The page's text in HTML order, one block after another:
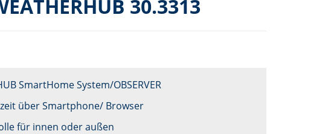
30.3313
SmartHome System/OBSERVER
über Smartphone/ Browser
für innen oder außen